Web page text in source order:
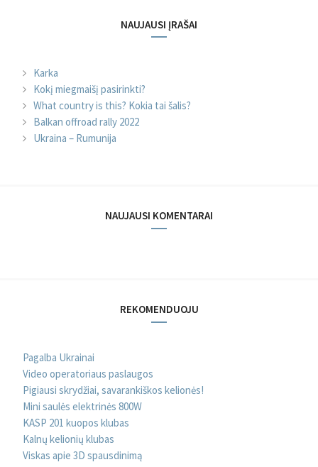
NAUJAUSI ĮRAŠAI
Karka
Kokį miegmaišį pasirinkti?
What country is this? Kokia tai šalis?
Balkan offroad rally 2022
Ukraina – Rumunija
NAUJAUSI KOMENTARAI
REKOMENDUOJU
Pagalba Ukrainai
Video operatoriaus paslaugos
Pigiausi skrydžiai, savarankiškos kelionės!
Mini saulės elektrinės 800W
KASP 201 kuopos klubas
Kalnų kelionių klubas
Viskas apie 3D spausdinimą